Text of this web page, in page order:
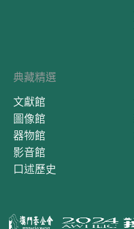
典藏精選
文獻館
圖像館
器物館
影音館
口述歷史